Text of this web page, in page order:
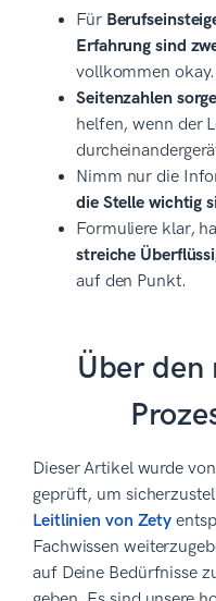
Für
Erfahrung sind
vollkommen okay.
Seitenzahlen
helfen, wenn der
Nimm nur die
die Stelle wichtig
Formuliere klar,
streiche
auf den Punkt.
Über
Dieser Artikel wurde
geprüft, um
Leitlinien von Zety
Fachwissen
auf Deine Bedürfnisse